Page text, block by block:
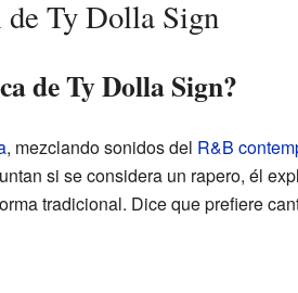
Ty Dolla Sign
de Ty Dolla Sign?
, mezclando sonidos del R&B
si se considera un rapero, él
tradicional. Dice que prefiere